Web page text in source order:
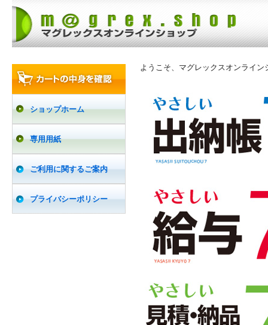
ショップホーム
専用用紙
ご利用に関するご案内
プライバシーポリシー
ようこそ、マグレックスオンライン